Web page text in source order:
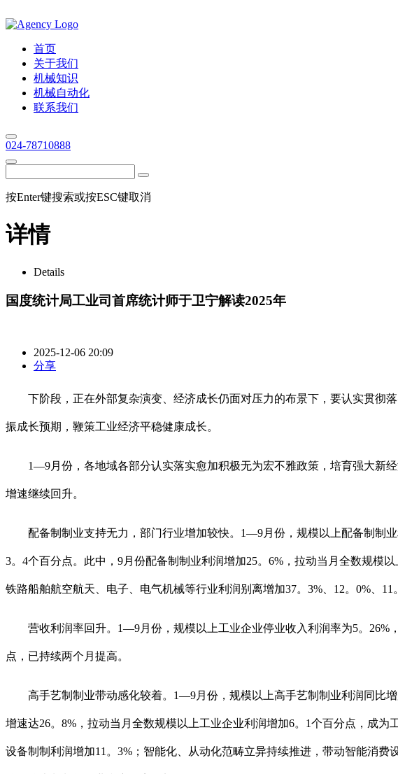
首页
关于我们
机械知识
机械自动化
联系我们
024-78710888
按Enter键搜索或按ESC键取消
详情
Details
国度统计局工业司首席统计师于卫宁解读2025年
2025-12-06 20:09
分享
下阶段，正在外部复杂演变、经济成长仍面对压力的布景下，要认实贯彻
振成长预期，鞭策工业经济平稳健康成长。
1—9月份，各地域各部分认实落实愈加积极无为宏不雅政策，培育强大新经
增速继续回升。
配备制制业支持无力，部门行业增加较快。1—9月份，规模以上配备制制业
3。4个百分点。此中，9月份配备制制业利润增加25。6%，拉动当月全数规模
铁路船舶航空航天、电子、电气机械等行业利润别离增加37。3%、12。0%、11
营收利润率回升。1—9月份，规模以上工业企业停业收入利润率为5。26%
点，已持续两个月提高。
高手艺制制业带动感化较着。1—9月份，规模以上高手艺制制业利润同比增
增速达26。8%，拉动当月全数规模以上工业企业利润增加6。1个百分点，成
设备制制利润增加11。3%；智能化、从动化范畴立异持续推进，带动智能消